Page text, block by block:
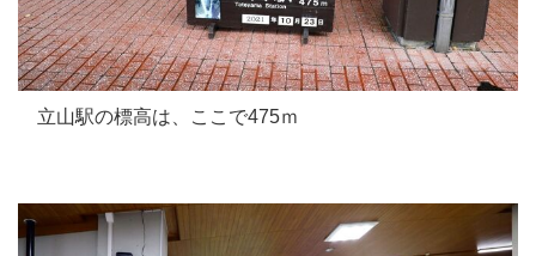
立山駅の標高は、ここで475ｍ